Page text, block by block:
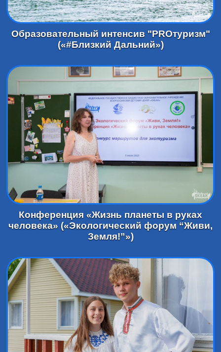
Образовательный интенсив "PROтуризм"
(«#Близкий Дальний»)
Конференция «Жизнь планеты в руках
человека» («Экологический форум “Живи,
Земля!”»)